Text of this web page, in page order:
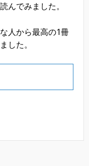
んでみました。
人から最高の1冊
した。